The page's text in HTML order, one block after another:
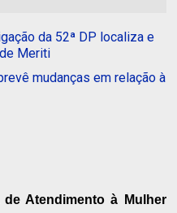
da 52ª DP localiza e
Meriti
mudanças em relação à
de Atendimento à Mulher